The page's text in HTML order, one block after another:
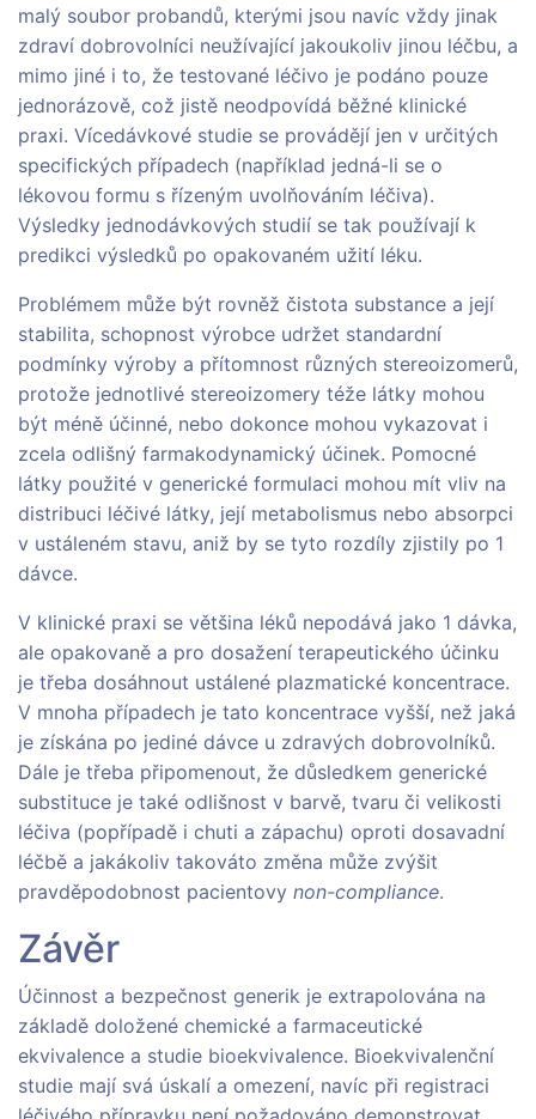
malý soubor probandů, kterými jsou navíc vždy jinak
zdraví dobrovolníci neužívající jakoukoliv jinou léčbu, a
mimo jiné i to, že testované léčivo je podáno pouze
jednorázově, což jistě neodpovídá běžné klinické
praxi. Vícedávkové studie se provádějí jen v určitých
specifických případech (například jedná-li se o
lékovou formu s řízeným uvolňováním léčiva).
Výsledky jednodávkových studií se tak používají k
predikci výsledků po opakovaném užití léku.
Problémem může být rovněž čistota substance a její
stabilita, schopnost výrobce udržet standardní
podmínky výroby a přítomnost různých stereoizomerů,
protože jednotlivé stereoizomery téže látky mohou
být méně účinné, nebo dokonce mohou vykazovat i
zcela odlišný farmakodynamický účinek. Pomocné
látky použité v generické formulaci mohou mít vliv na
distribuci léčivé látky, její metabolismus nebo absorpci
v ustáleném stavu, aniž by se tyto rozdíly zjistily po 1
dávce.
V klinické praxi se většina léků nepodává jako 1 dávka,
ale opakovaně a pro dosažení terapeutického účinku
je třeba dosáhnout ustálené plazmatické koncentrace.
V mnoha případech je tato koncentrace vyšší, než jaká
je získána po jediné dávce u zdravých dobrovolníků.
Dále je třeba připomenout, že důsledkem generické
substituce je také odlišnost v barvě, tvaru či velikosti
léčiva (popřípadě i chuti a zápachu) oproti dosavadní
léčbě a jakákoliv takováto změna může zvýšit
pravděpodobnost pacientovy non-compliance.
Závěr
Účinnost a bezpečnost generik je extrapolována na
základě doložené chemické a farmaceutické
ekvivalence a studie bioekvivalence. Bioekvivalenční
studie mají svá úskalí a omezení, navíc při registraci